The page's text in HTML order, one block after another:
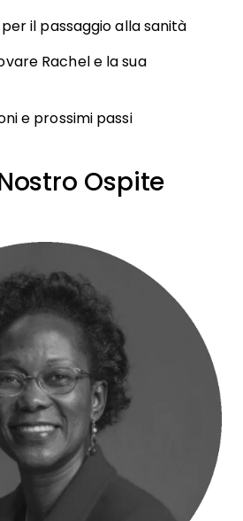
il passaggio alla sanità
Rachel e la sua
e prossimi passi
Ospite